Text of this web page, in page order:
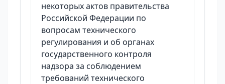
некоторых актов правительства
Российской Федерации по
вопросам технического
регулирования и об органах
государственного контроля
надзора за соблюдением
требований технического